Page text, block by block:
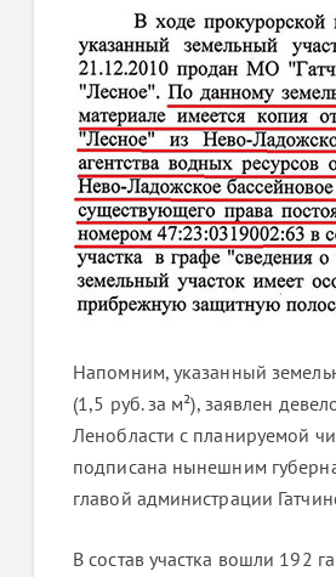
Напомним, указанный
(1,5 руб. за м²), заявлен
Ленобласти с планируемой
подписана нынешним
главой администрации
В состав участка вошли 192